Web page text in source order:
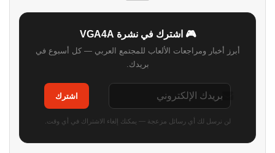
🎮 اشترك في نشرة VGA4A
أبرز أخبار ومراجعات الألعاب للمجتمع العربي — كل أسبوع في
بريدك.
اشترك
لن نرسل لك أي رسائل مزعجة — يمكنك إلغاء الاشتراك في أي وقت.